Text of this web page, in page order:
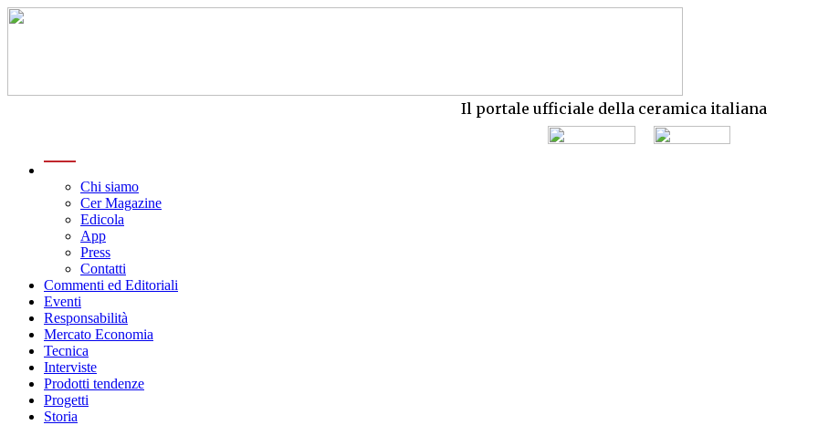
Il portale ufficiale della ceramica italiana
Chi siamo
Cer Magazine
Edicola
App
Press
Contatti
Commenti ed Editoriali
Eventi
Responsabilità
Mercato Economia
Tecnica
Interviste
Prodotti tendenze
Progetti
Storia